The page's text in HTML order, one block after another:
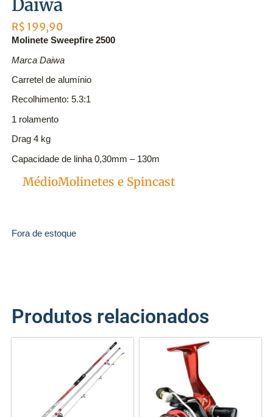
Daiwa
R$ 199,90
Molinete Sweepfire 2500
Marca Daiwa
Carretel de alumínio
Recolhimento: 5.3:1
1 rolamento
Drag 4 kg
Capacidade de linha 0,30mm – 130m
MédioMolinetes e Spincast
Fora de estoque
Produtos relacionados